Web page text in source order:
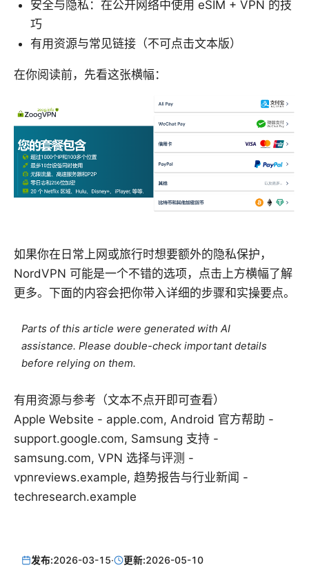
安全与隐私：在公开网络中使用 eSIM + VPN 的技
巧
有用资源与常见链接（不可点击文本版）
在你阅读前，先看这张横幅：
如果你在日常上网或旅行时想要额外的隐私保护，
NordVPN 可能是一个不错的选项，点击上方横幅了解
更多。下面的内容会把你带入详细的步骤和实操要点。
Parts of this article were generated with AI
assistance. Please double-check important details
before relying on them.
有用资源与参考（文本不点开即可查看）
Apple Website - apple.com, Android 官方帮助 -
support.google.com, Samsung 支持 -
samsung.com, VPN 选择与评测 -
vpnreviews.example, 趋势报告与行业新闻 -
techresearch.example
发布:2026-03-15· 更新:2026-05-10